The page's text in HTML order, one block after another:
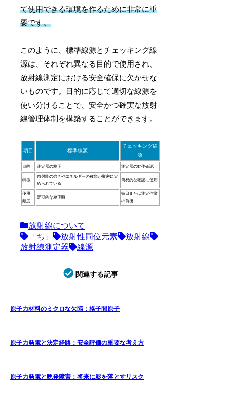
て使用できる環境を作るために非常に重
要です。
このように、標準線源とチェッキング線
源は、それぞれ異なる目的で使用され、
放射線測定における安全確保に欠かせな
いものです。目的に応じて適切な線源を
使い分けることで、安全かつ確実な放射
線管理体制を構築することができます。
項目 標準線源
チェッキング線
源
目的 測定器の校正 測定器の動作確認
特徴
放射能の強さやエネルギーの種類が厳密に定
められている
簡易的な確認に使用
使用
頻度
定期的な校正時
毎日または測定作業
の前後
放射線について
「ち」
放射性同位元素
放射線
放射線測定器
線源
関連する記事
原子力材料のミクロな欠陥：格子間原子
原子力発電と決定経路：安全評価の重要な考え方
原子力発電と晩発障害：将来に影を落とすリスク